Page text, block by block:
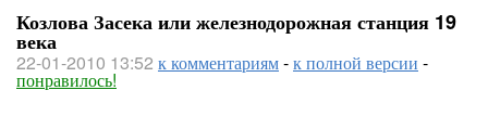
Козлова Засека или железнодорожная станция 19
века
22-01-2010 13:52 к комментариям-к полной версии -
понравилось!